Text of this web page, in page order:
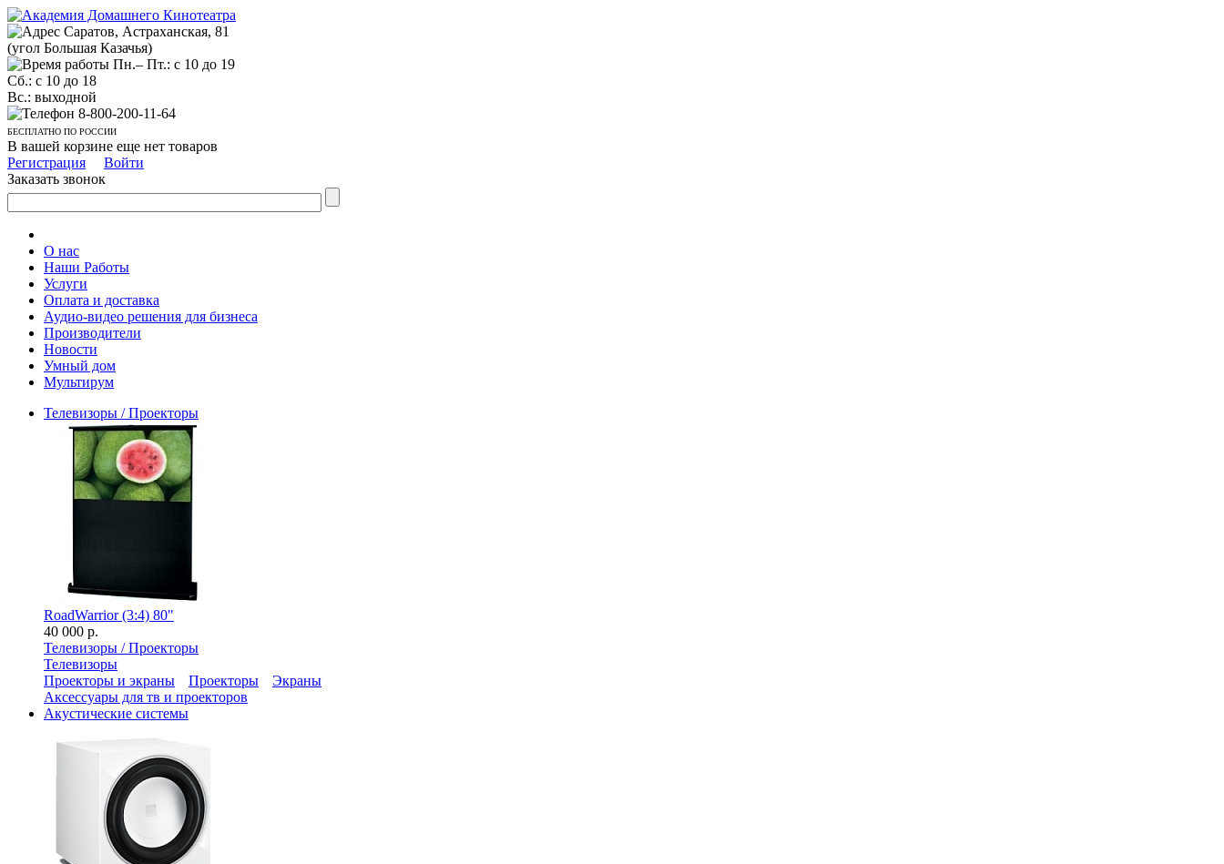
Саратов, Астраханская, 81
(угол Большая Казачья)
Пн.– Пт.: с 10 до 19
Сб.: с 10 до 18
Вс.: выходной
8-800-200-11-64
БЕСПЛАТНО ПО РОССИИ
В вашей корзине еще нет товаров
Регистрация
Войти
Заказать звонок
О нас
Наши Работы
Услуги
Оплата и доставка
Аудио-видео решения для бизнеса
Производители
Новости
Умный дом
Мультирум
Телевизоры / Проекторы
RoadWarrior (3:4) 80"
40 000 р.
Телевизоры / Проекторы
Телевизоры
Проекторы и экраны
Проекторы
Экраны
Аксессуары для тв и проекторов
Акустические системы